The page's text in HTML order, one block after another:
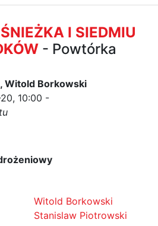
I SIEDMIU
- Powtórka
Witold Borkowski
10:00 -
Witold Borkowski
Stanislaw Piotrowski